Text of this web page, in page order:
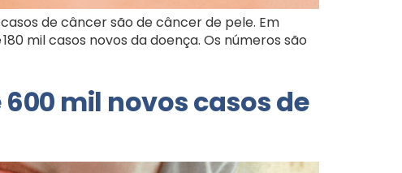
de câncer são de câncer de pele. Em
mil casos novos da doença. Os números são
mil novos casos de